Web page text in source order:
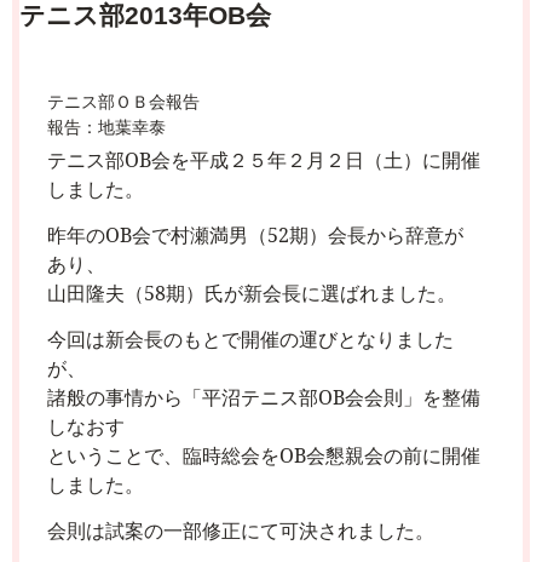
テニス部2013年OB会
テニス部ＯＢ会報告
報告：地葉幸泰
テニス部OB会を平成２５年２月２日（土）に開催
しました。
昨年のOB会で村瀬満男（52期）会長から辞意が
あり、
山田隆夫（58期）氏が新会長に選ばれました。
今回は新会長のもとで開催の運びとなりました
が、
諸般の事情から「平沼テニス部OB会会則」を整備
しなおす
ということで、臨時総会をOB会懇親会の前に開催
しました。
会則は試案の一部修正にて可決されました。